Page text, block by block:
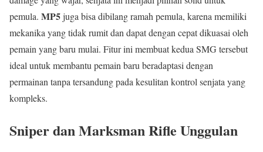
pemula. MP5juga bisa dibilang ramah pemula, karena memiliki
mekanika yang tidak rumit dan dapat dengan cepat dikuasai oleh
pemain yang baru mulai. Fitur ini membuat kedua SMG tersebut
ideal untuk membantu pemain baru beradaptasi dengan
permainan tanpa tersandung pada kesulitan kontrol senjata yang
kompleks.
Sniper dan Marksman Rifle Unggulan